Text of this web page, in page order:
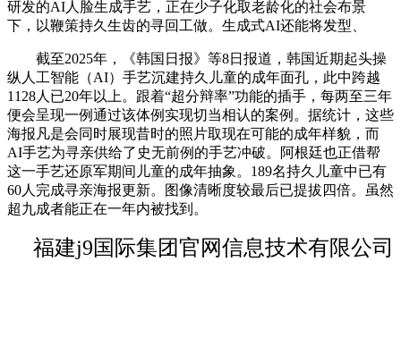
研发的AI人脸生成手艺，正在少子化取老龄化的社会布景
下，以鞭策持久生齿的寻回工做。生成式AI还能将发型、
截至2025年，《韩国日报》等8日报道，韩国近期起头操
纵人工智能（AI）手艺沉建持久儿童的成年面孔，此中跨越
1128人已20年以上。跟着“超分辩率”功能的插手，每两至三年
便会呈现一例通过该体例实现切当相认的案例。据统计，这些
海报凡是会同时展现昔时的照片取现在可能的成年样貌，而
AI手艺为寻亲供给了史无前例的手艺冲破。阿根廷也正借帮
这一手艺还原军期间儿童的成年抽象。189名持久儿童中已有
60人完成寻亲海报更新。图像清晰度较最后已提拔四倍。虽然
超九成者能正在一年内被找到。
福建j9国际集团官网信息技术有限公司